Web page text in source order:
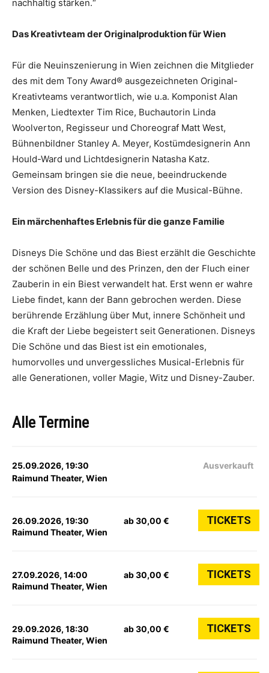
nachhaltig stärken.“
Das Kreativteam der Originalproduktion für Wien
Für die Neuinszenierung in Wien zeichnen die Mitglieder
des mit dem Tony Award® ausgezeichneten Original-
Kreativteams verantwortlich, wie u.a. Komponist Alan
Menken, Liedtexter Tim Rice, Buchautorin Linda
Woolverton, Regisseur und Choreograf Matt West,
Bühnenbildner Stanley A. Meyer, Kostümdesignerin Ann
Hould-Ward und Lichtdesignerin Natasha Katz.
Gemeinsam bringen sie die neue, beeindruckende
Version des Disney-Klassikers auf die Musical-Bühne.
Ein märchenhaftes Erlebnis für die ganze Familie
Disneys Die Schöne und das Biest erzählt die Geschichte
der schönen Belle und des Prinzen, den der Fluch einer
Zauberin in ein Biest verwandelt hat. Erst wenn er wahre
Liebe findet, kann der Bann gebrochen werden. Diese
berührende Erzählung über Mut, innere Schönheit und
die Kraft der Liebe begeistert seit Generationen. Disneys
Die Schöne und das Biest ist ein emotionales,
humorvolles und unvergessliches Musical-Erlebnis für
alle Generationen, voller Magie, Witz und Disney-Zauber.
Alle Termine
25.09.2026, 19:30
Raimund Theater, Wien
Ausverkauft
26.09.2026, 19:30
Raimund Theater, Wien
ab 30,00 € TICKETS
27.09.2026, 14:00
Raimund Theater, Wien
ab 30,00 € TICKETS
29.09.2026, 18:30
Raimund Theater, Wien
ab 30,00 € TICKETS